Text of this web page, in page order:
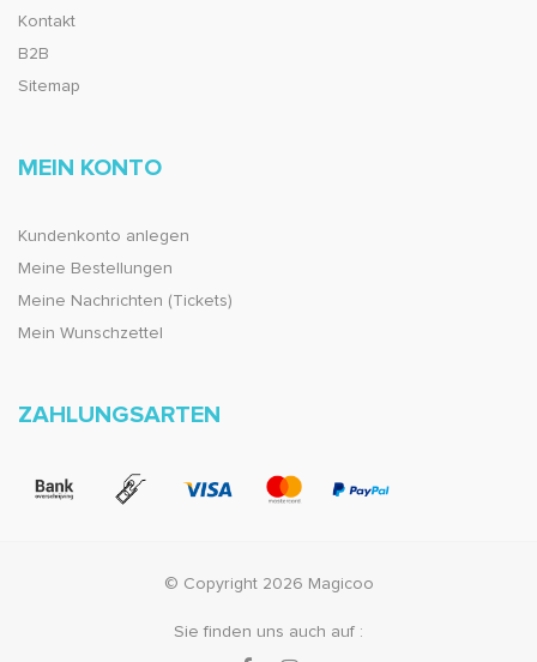
Kontakt
B2B
Sitemap
MEIN KONTO
Kundenkonto anlegen
Meine Bestellungen
Meine Nachrichten (Tickets)
Mein Wunschzettel
ZAHLUNGSARTEN
© Copyright 2026 Magicoo
Sie finden uns auch auf :